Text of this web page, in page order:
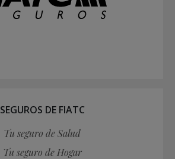
SEGUROS DE FIATC
Tu seguro de Salud
Tu seguro de Hogar